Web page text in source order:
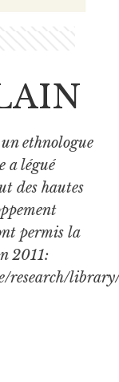
ethnologue
a légué
des hautes
permis la
2011:
research/